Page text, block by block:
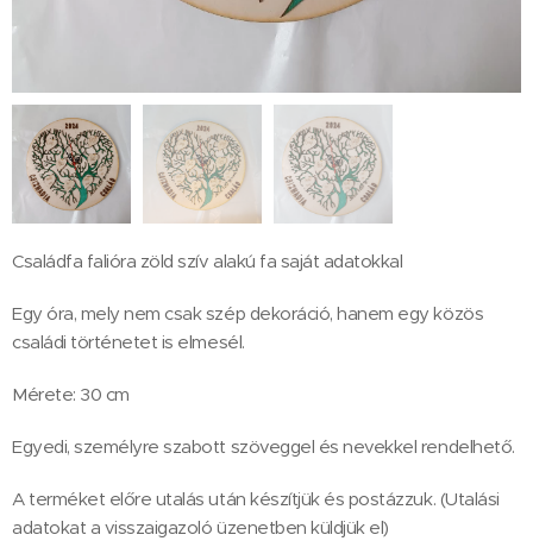
Családfa falióra zöld szív alakú fa saját adatokkal
Egy óra, mely nem csak szép dekoráció, hanem egy közös
családi történetet is elmesél.
Mérete: 30 cm
Egyedi, személyre szabott szöveggel és nevekkel rendelhető.
A terméket előre utalás után készítjük és postázzuk. (Utalási
adatokat a visszaigazoló üzenetben küldjük el)